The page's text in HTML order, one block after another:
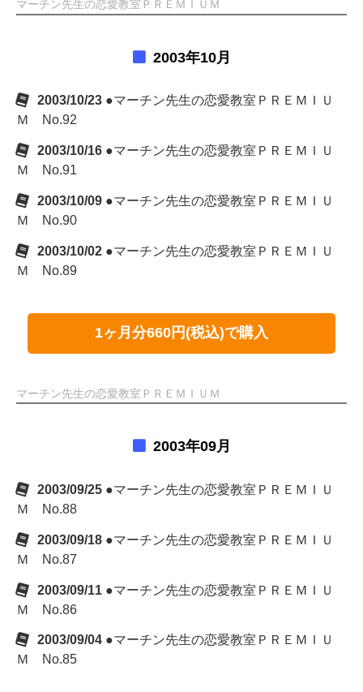
マーチン先生の恋愛教室ＰＲＥＭＩＵＭ
2003年10月
2003/10/23 ●マーチン先生の恋愛教室ＰＲＥＭＩＵ
Ｍ No.92
2003/10/16 ●マーチン先生の恋愛教室ＰＲＥＭＩＵ
Ｍ No.91
2003/10/09 ●マーチン先生の恋愛教室ＰＲＥＭＩＵ
Ｍ No.90
2003/10/02 ●マーチン先生の恋愛教室ＰＲＥＭＩＵ
Ｍ No.89
1ヶ月分660円(税込)で購入
マーチン先生の恋愛教室ＰＲＥＭＩＵＭ
2003年09月
2003/09/25 ●マーチン先生の恋愛教室ＰＲＥＭＩＵ
Ｍ No.88
2003/09/18 ●マーチン先生の恋愛教室ＰＲＥＭＩＵ
Ｍ No.87
2003/09/11 ●マーチン先生の恋愛教室ＰＲＥＭＩＵ
Ｍ No.86
2003/09/04 ●マーチン先生の恋愛教室ＰＲＥＭＩＵ
Ｍ No.85